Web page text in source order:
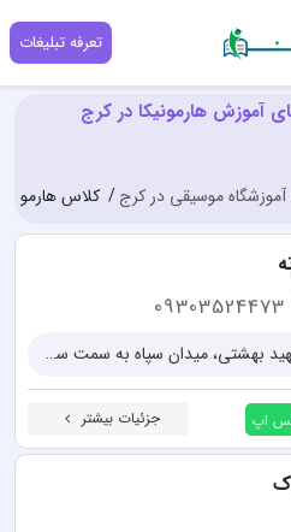
تعرفه تبلیغات
آموزش هارمونیکا در کرج
آموزشگاه موسیقی در کرج کلاس
09303524473
کرج، جهانشهر غربی، خیابان شهید بهشتی، میدان سپاه به سمت سه راه، بین بوستان و گلستان (نرسیده به بانک تجارت) پلاک ۱۳۵۱
اپ جزئیات بیشتر